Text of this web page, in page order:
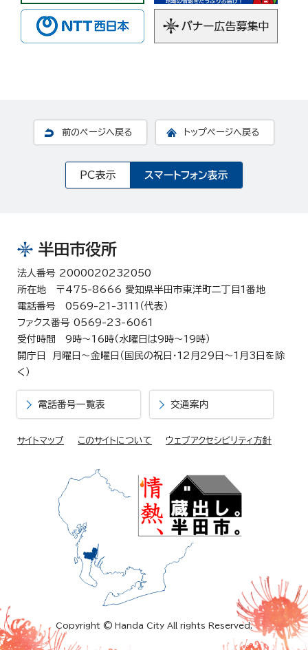
前のページへ戻る トップページへ戻る
PC表示 スマートフォン表示
半田市役所
法人番号 2000020232050
所在地 〒475-8666 愛知県半田市東洋町二丁目1番地
電話番号 0569-21-3111（代表）
ファクス番号 0569-23-6061
受付時間 9時～16時（水曜日は9時～19時）
開庁日 月曜日～金曜日（国民の祝日・12月29日～1月3日を除
く）
電話番号一覧表 交通案内
サイトマップ このサイトについて ウェブアクセシビリティ方針
Copyright © Handa City All rights Reserved.